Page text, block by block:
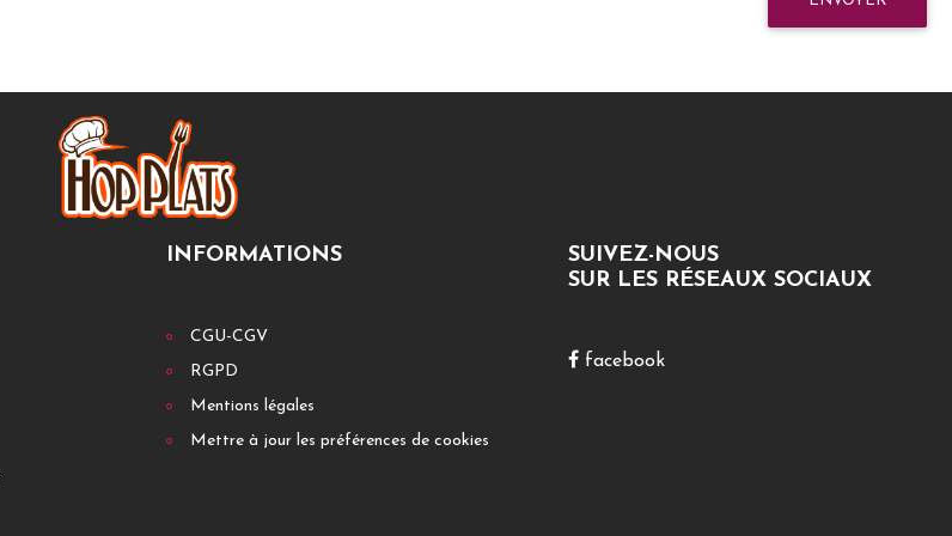
INFORMATIONS
CGU-CGV
RGPD
Mentions légales
Mettre à jour les préférences de cookies
SUIVEZ-NOUS
SUR LES RÉSEAUX SOCIAUX
facebook